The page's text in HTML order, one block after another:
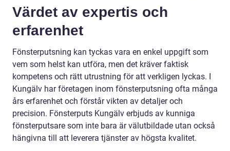
Värdet av expertis och
erfarenhet
Fönsterputsning kan tyckas vara en enkel uppgift som
vem som helst kan utföra, men det kräver faktisk
kompetens och rätt utrustning för att verkligen lyckas. I
Kungälv har företagen inom fönsterputsning ofta många
års erfarenhet och förstår vikten av detaljer och
precision. Fönsterputs Kungälv erbjuds av kunniga
fönsterputsare som inte bara är välutbildade utan också
hängivna till att leverera tjänster av högsta kvalitet.